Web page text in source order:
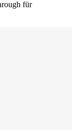
für